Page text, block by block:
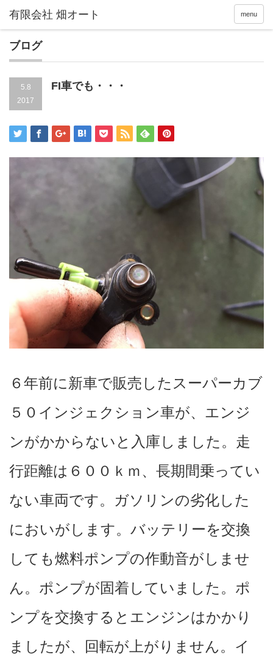
menu
ブログ
5.8
2017
FI車でも・・・
６年前に新車で販売したスーパーカブ
５０インジェクション車が、エンジ
ンがかからないと入庫しました。走
行距離は６００ｋｍ、長期間乗ってい
ない車両です。ガソリンの劣化した
においがします。バッテリーを交換
しても燃料ポンプの作動音がしませ
ん。ポンプが固着していました。ポ
ンプを交換するとエンジンはかかり
ましたが、回転が上がりません。イ